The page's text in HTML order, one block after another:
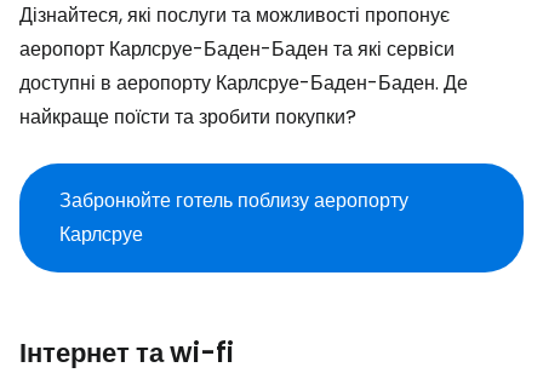
Дізнайтеся, які послуги та можливості пропонує
аеропорт Карлсруе-Баден-Баден та які сервіси
доступні в аеропорту Карлсруе-Баден-Баден. Де
найкраще поїсти та зробити покупки?
Забронюйте готель поблизу аеропорту
Карлсруе
Інтернет та wi-fi